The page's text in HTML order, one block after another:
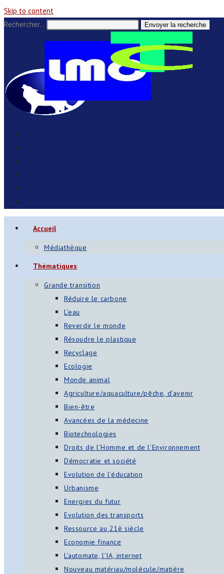
Skip to content
Rechercher…
Envoyer la recherche
Accueil
Médiathèque
Thématiques
Grande transition
Réduire le carbone
L’eau
Reverdir le monde
Résoudre le plastique
Recyclage
Ecologie
Monde animal
Agriculture/aquaculture/pêche, d’avenir
Bien-être
Avancées de la médecine
Biotechnologies
Droits de l’Homme et de l’Environnement
Démocratie et société
Evolution de l’éducation
Urbanisme
Energies du futur
Evolution des transports
Ressource au 21è siècle
Economie finance
L’automate, l’IA, internet
Nouveau matériau/molécule/matière